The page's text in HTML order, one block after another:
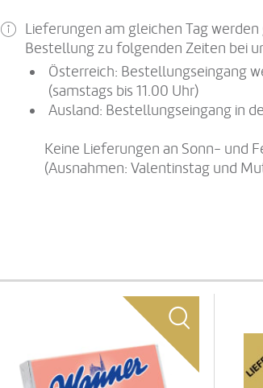
Lieferungen am gleichen Tag
Bestellung zu folgenden Zeiten bei
Österreich: Bestellungseingang
(samstags bis 11.00 Uhr)
Ausland: Bestellungseingang in
Keine Lieferungen an Sonn- und
(Ausnahmen: Valentinstag und